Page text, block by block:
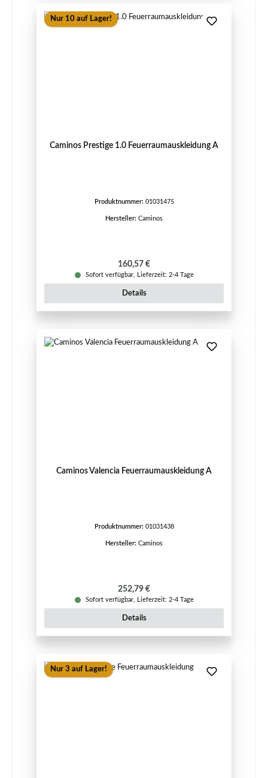
Nur 10 auf Lager!
Caminos Prestige 1.0 Feuerraumauskleidung A
Produktnummer: 01031475
Hersteller: Caminos
Regulärer Preis:
160,57 €
Sofort verfügbar, Lieferzeit: 2-4 Tage
Details
Caminos Valencia Feuerraumauskleidung A
Produktnummer: 01031438
Hersteller: Caminos
Regulärer Preis:
252,79 €
Sofort verfügbar, Lieferzeit: 2-4 Tage
Details
Nur 3 auf Lager!